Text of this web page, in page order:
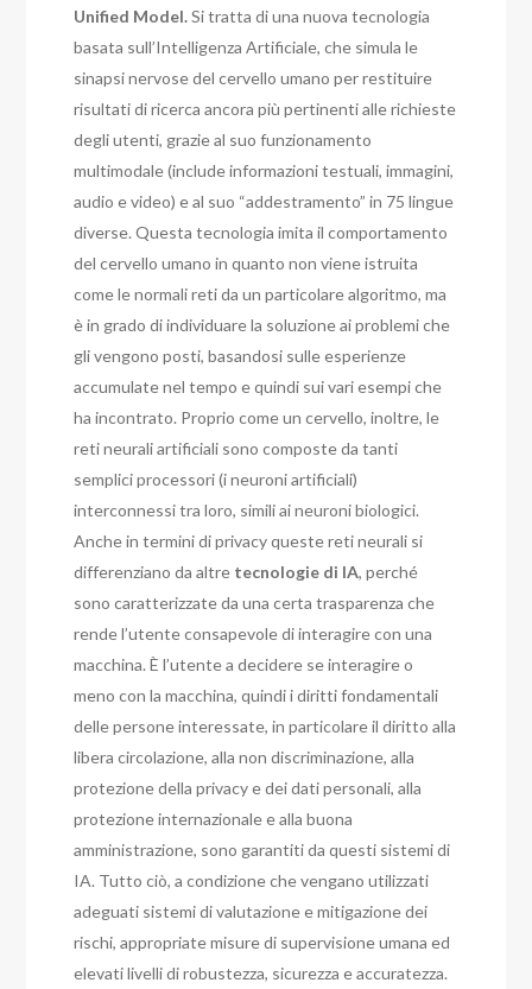
Unified Model.Si tratta di una nuova tecnologia
basata sull’Intelligenza Artificiale, che simula le
sinapsi nervose del cervello umano per restituire
risultati di ricerca ancora più pertinenti alle richieste
degli utenti, grazie al suo funzionamento
multimodale (include informazioni testuali, immagini,
audio e video) e al suo “addestramento” in 75 lingue
diverse. Questa tecnologia imita il comportamento
del cervello umano in quanto non viene istruita
come le normali reti da un particolare algoritmo, ma
è in grado di individuare la soluzione ai problemi che
gli vengono posti, basandosi sulle esperienze
accumulate nel tempo e quindi sui vari esempi che
ha incontrato. Proprio come un cervello, inoltre, le
reti neurali artificiali sono composte da tanti
semplici processori (i neuroni artificiali)
interconnessi tra loro, simili ai neuroni biologici.
Anche in termini di privacy queste reti neurali si
differenziano da altre tecnologie di IA, perché
sono caratterizzate da una certa trasparenza che
rende l’utente consapevole di interagire con una
macchina. È l’utente a decidere se interagire o
meno con la macchina, quindi i diritti fondamentali
delle persone interessate, in particolare il diritto alla
libera circolazione, alla non discriminazione, alla
protezione della privacy e dei dati personali, alla
protezione internazionale e alla buona
amministrazione, sono garantiti da questi sistemi di
IA. Tutto ciò, a condizione che vengano utilizzati
adeguati sistemi di valutazione e mitigazione dei
rischi, appropriate misure di supervisione umana ed
elevati livelli di robustezza, sicurezza e accuratezza.